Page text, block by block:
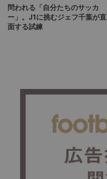
問われる「自分たちのサッカ
ー」。J1に挑むジェフ千葉が直
面する試練